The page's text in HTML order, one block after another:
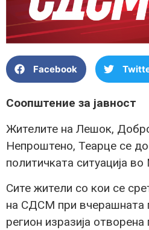
Facebook
Соопштение за јавност
Жителите на Лешок,
Непроштено, Теарце се
политичката ситуација во
Сите жители со кои се
на СДСМ при вчерашната
регион изразија